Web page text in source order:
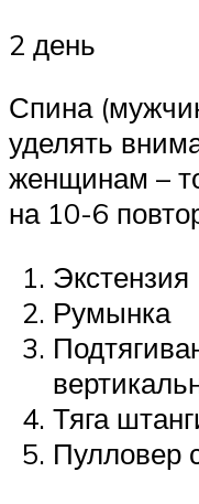
2 день
Спина
уделять
женщинам –
на 10-6
Экстензия
Румынка
Тяга
Пулловер